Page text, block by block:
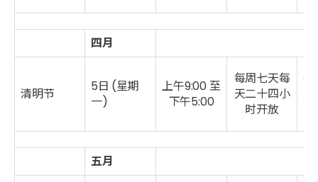
四月
清明节
5日 (星期
一)
上午9:00 至
下午5:00
每周七天每
天二十四小
时开放
每
五月